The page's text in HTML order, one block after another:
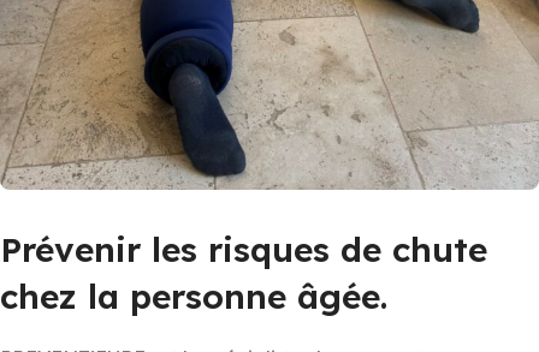
Prévenir les risques de chute
chez la personne âgée.